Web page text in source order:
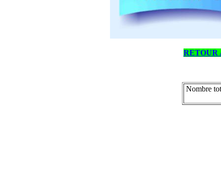
RETOUR
Nombre